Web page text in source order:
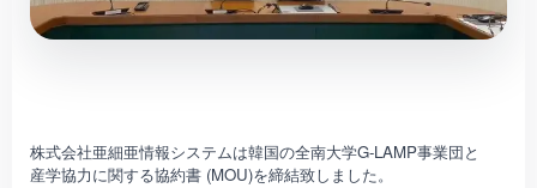
株式会社亜細亜情報システムは韓国の全南大学G-LAMP事業団と
産学協力に関する協約書 (MOU)を締結致しました。